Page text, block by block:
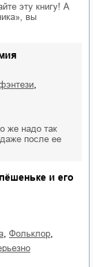
эту книгу! А
вы
же надо так
после ее
и его
фольклор